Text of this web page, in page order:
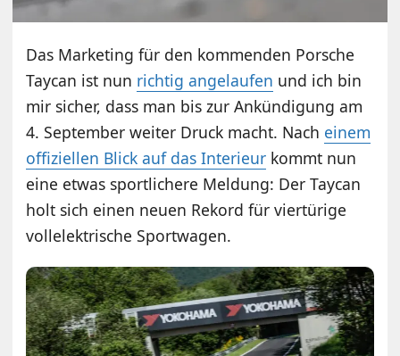
Das Marketing für den kommenden Porsche
Taycan ist nun richtig angelaufen und ich bin
mir sicher, dass man bis zur Ankündigung am
4. September weiter Druck macht. Nach einem
offiziellen Blick auf das Interieur kommt nun
eine etwas sportlichere Meldung: Der Taycan
holt sich einen neuen Rekord für viertürige
vollelektrische Sportwagen.